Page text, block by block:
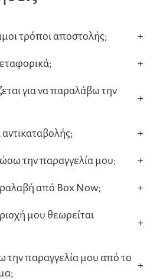
τρόποι αποστολής; +
+
για να παραλάβω την
+
+
την παραγγελία μου; +
από Box Now; +
μου θεωρείται
+
παραγγελία μου από το
+